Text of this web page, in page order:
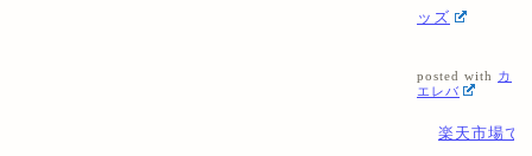
ッズ
posted with カ
エレバ
楽天市場で